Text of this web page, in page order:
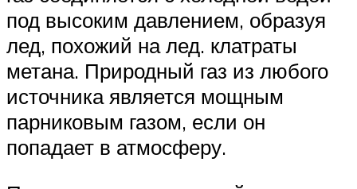
под высоким давлением, образуя
лед, похожий на лед. клатраты
метана. Природный газ из любого
источника является мощным
парниковым газом, если он
попадает в атмосферу.